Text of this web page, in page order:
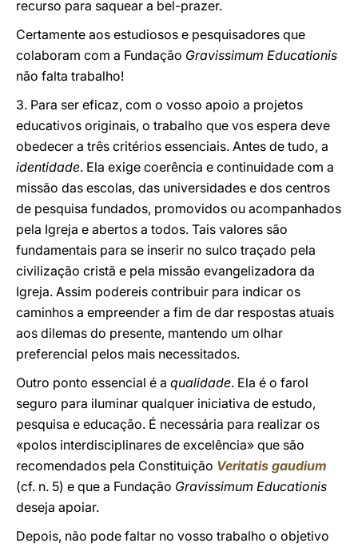
recurso para saquear a bel-prazer.
Certamente aos estudiosos e pesquisadores que
colaboram com a Fundação Gravissimum Educationis
não falta trabalho!
3. Para ser eficaz, com o vosso apoio a projetos
educativos originais, o trabalho que vos espera deve
obedecer a três critérios essenciais. Antes de tudo, a
identidade. Ela exige coerência e continuidade com a
missão das escolas, das universidades e dos centros
de pesquisa fundados, promovidos ou acompanhados
pela Igreja e abertos a todos. Tais valores são
fundamentais para se inserir no sulco traçado pela
civilização cristã e pela missão evangelizadora da
Igreja. Assim podereis contribuir para indicar os
caminhos a empreender a fim de dar respostas atuais
aos dilemas do presente, mantendo um olhar
preferencial pelos mais necessitados.
Outro ponto essencial é a qualidade. Ela é o farol
seguro para iluminar qualquer iniciativa de estudo,
pesquisa e educação. É necessária para realizar os
«polos interdisciplinares de excelência» que são
recomendados pela Constituição Veritatis gaudium
(cf. n. 5) e que a Fundação Gravissimum Educationis
deseja apoiar.
Depois, não pode faltar no vosso trabalho o objetivo